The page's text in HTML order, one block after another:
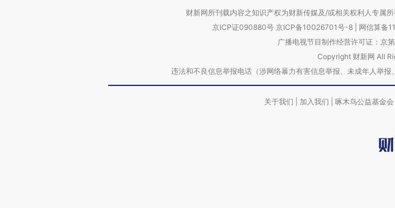
财新网所刊载内容之知识产权为财新传媒及/或相关权利人专属
京ICP证090880号 京ICP备10026701号-8 网信算备
广播电视节目制作经营许可证：京
Copyright 财新网 All
违法和不良信息举报电话（涉网络暴力有害信息举报、未成年人
关于我们 加入我们 啄木鸟公益基金会